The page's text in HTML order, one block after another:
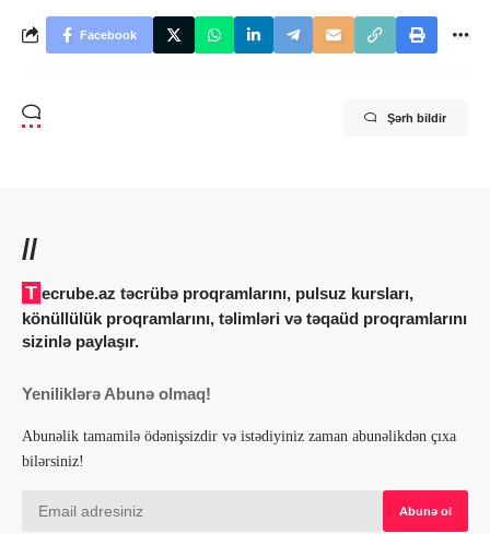
Facebook
Şərh bildir
//
Tecrube.az təcrübə proqramlarını, pulsuz kursları,
könüllülük proqramlarını, təlimləri və təqaüd proqramlarını
sizinlə paylaşır.
Yeniliklərə Abunə olmaq!
Abunəlik tamamilə ödənişsizdir və istədiyiniz zaman abunəlikdən çıxa
bilərsiniz!